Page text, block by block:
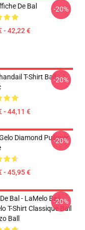
De Bal
- 42,22 €
-20%
T-Shirt Ball
- 44,11 €
-20%
Diamond Pullover
- 45,95 €
-20%
Bal - LaMelo Ball
T-Shirt Classique Ball
Ball
-20%